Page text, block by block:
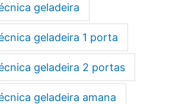
geladeira
geladeira 1 porta
geladeira 2 portas
geladeira amana